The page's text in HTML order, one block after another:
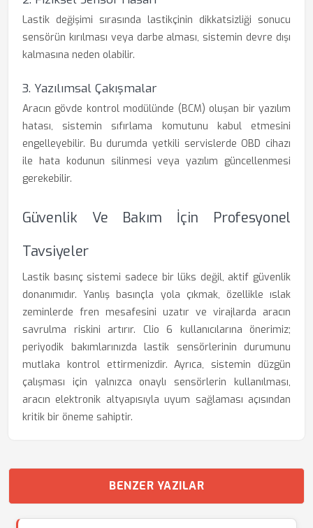
Lastik değişimi sırasında lastikçinin dikkatsizliği sonucu
sensörün kırılması veya darbe alması, sistemin devre dışı
kalmasına neden olabilir.
3. Yazılımsal Çakışmalar
Aracın gövde kontrol modülünde (BCM) oluşan bir yazılım
hatası, sistemin sıfırlama komutunu kabul etmesini
engelleyebilir. Bu durumda yetkili servislerde OBD cihazı
ile hata kodunun silinmesi veya yazılım güncellenmesi
gerekebilir.
Güvenlik Ve Bakım İçin Profesyonel
Tavsiyeler
Lastik basınç sistemi sadece bir lüks değil, aktif güvenlik
donanımıdır. Yanlış basınçla yola çıkmak, özellikle ıslak
zeminlerde fren mesafesini uzatır ve virajlarda aracın
savrulma riskini artırır. Clio 6 kullanıcılarına önerimiz;
periyodik bakımlarınızda lastik sensörlerinin durumunu
mutlaka kontrol ettirmenizdir. Ayrıca, sistemin düzgün
çalışması için yalnızca onaylı sensörlerin kullanılması,
aracın elektronik altyapısıyla uyum sağlaması açısından
kritik bir öneme sahiptir.
BENZER YAZILAR